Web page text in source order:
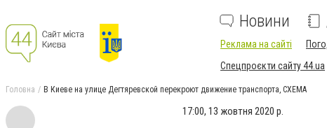
Новини
Реклама на сайті
Спецпроєкти сайту 44.ua
Головна В Киеве на улице Дегтяревской перекроют движение транспорта, СХЕМА
17:00, 13 жовтня 2020 р.